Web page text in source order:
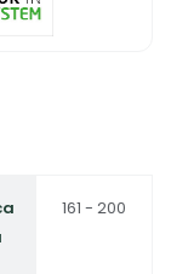
161 - 200